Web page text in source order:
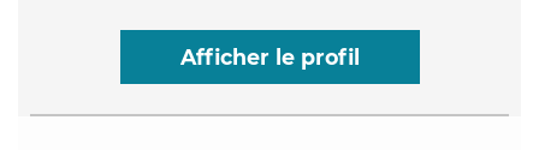
Afficher le profil